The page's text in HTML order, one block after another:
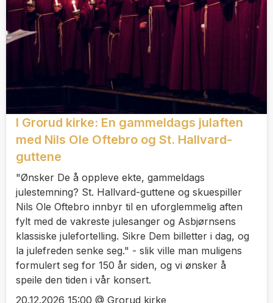
I Grorud kirke: En gammeldags julaften
med Nils Ole Oftebro og St. Hallvard-
guttene
"Ønsker De å oppleve ekte, gammeldags
julestemning? St. Hallvard-guttene og skuespiller
Nils Ole Oftebro innbyr til en uforglemmelig aften
fylt med de vakreste julesanger og Asbjørnsens
klassiske julefortelling. Sikre Dem billetter i dag, og
la julefreden senke seg." - slik ville man muligens
formulert seg for 150 år siden, og vi ønsker å
speile den tiden i vår konsert.
20.12.2026 15:00 @ Grorud kirke